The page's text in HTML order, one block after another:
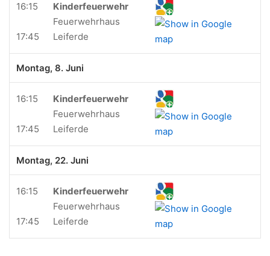
16:15
17:45
Kinderfeuerwehr
Feuerwehrhaus
Leiferde
Montag, 8. Juni
16:15
17:45
Kinderfeuerwehr
Feuerwehrhaus
Leiferde
Montag, 22. Juni
16:15
17:45
Kinderfeuerwehr
Feuerwehrhaus
Leiferde